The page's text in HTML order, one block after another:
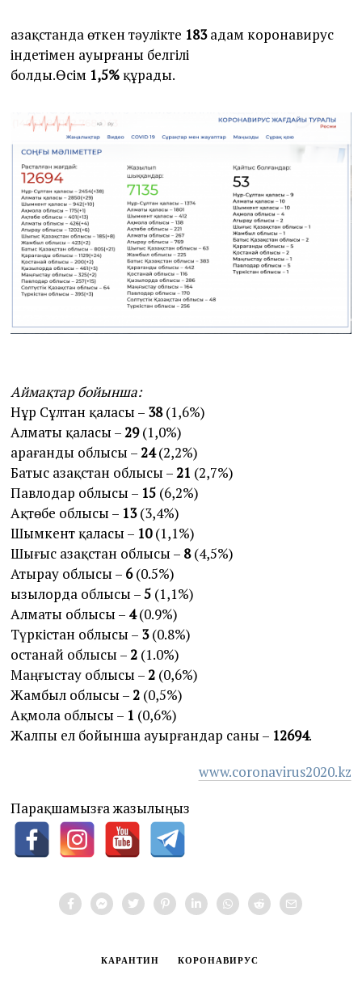
Қазақстанда өткен тәулікте 183адам коронавирус
індетімен ауырғаны белгілі
болды.Өсім 1,5%құрады.
Аймақтар бойынша:
Нұр Сұлтан қаласы – 38(1,6%)
Алматы қаласы –29(1,0%)
Қарағанды ​​облысы –24(2,2%)
Батыс Қазақстан облысы –21 (2,7%)
Павлодар облысы – 15 (6,2%)
Ақтөбе облысы – 13(3,4%)
Шымкент қаласы – 10(1,1%)
Шығыс Қазақстан облысы – 8(4,5%)
Атырау облысы – 6(0.5%)
Қызылорда облысы –5 (1,1%)
Алматы облысы – 4(0.9%)
Түркістан облысы – 3(0.8%)
Қостанай облысы –2 (1.0%)
Маңғыстау облысы –2 (0,6%)
Жамбыл облысы –2 (0,5%)
Ақмола облысы – 1 (0,6%)
Жалпы ел бойынша ауырғандар саны – 12694.
www.coronavirus2020.kz
Парақшамызға жазылыңыз
КАРАНТИН КОРОНАВИРУС